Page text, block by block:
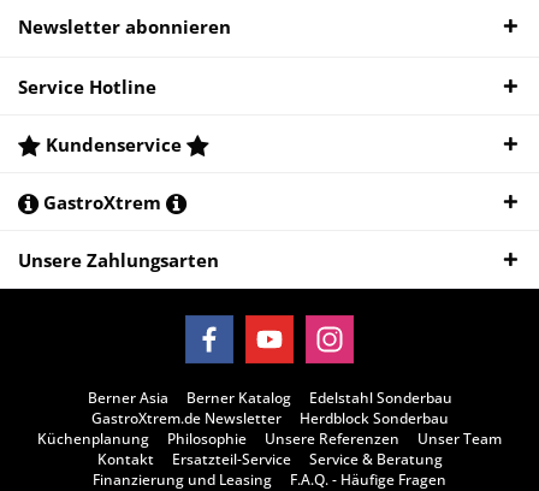
Newsletter abonnieren
Service Hotline
Kundenservice
GastroXtrem
Unsere Zahlungsarten
Berner Asia Berner Katalog
Edelstahl Sonderbau
GastroXtrem.de Newsletter
Herdblock Sonderbau
Küchenplanung
Philosophie Unsere Referenzen
Unser Team
Kontakt
Ersatzteil-Service
Service & Beratung
Finanzierung und Leasing
F.A.Q. - Häufige Fragen